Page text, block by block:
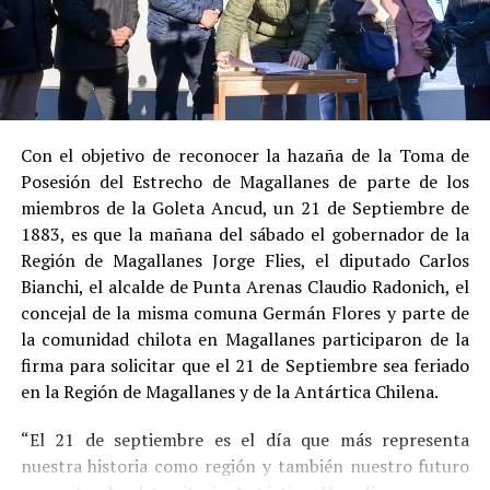
Suconducta anterior irreprochable , al no
registrar antecedentes penales previos.
Estas circunstancias jurídicas, sumadas al
procedimiento abreviado, redujeron la posibilidad de un
cumplimiento efectivo en recinto penitenciario.
Indemnización a la víctima y nueva investigación
por ocultamiento de bienes
En el ámbito civil, elJuzgado de Letras de Castrodictó
enseptiembre de 2023una sentencia que obliga a
Pedro Montecinos apagar una indemnización total de
$120 millonespor concepto de daño moral:
$80 millonesa favor de la víctima.
$40 millonesa favor de su madre.
Sin embargo, la Fiscalía abrió una nueva línea
Con el objetivo de reconocer la hazaña de la Toma de
Posesión del Estrecho de Magallanes de parte de los
miembros de la Goleta Ancud, un 21 de Septiembre de
1883, es que la mañana del sábado el gobernador de la
Región de Magallanes Jorge Flies, el diputado Carlos
Bianchi, el alcalde de Punta Arenas Claudio Radonich, el
concejal de la misma comuna Germán Flores y parte de
la comunidad chilota en Magallanes participaron de la
firma para solicitar que el 21 de Septiembre sea feriado
en la Región de Magallanes y de la Antártica Chilena.
“El 21 de septiembre es el día que más representa
nuestra historia como región y también nuestro futuro